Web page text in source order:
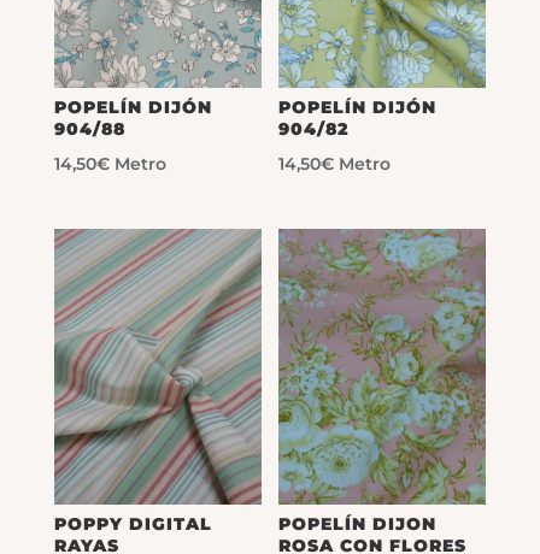
POPELÍN DIJÓN
904/88
14,50€ Metro
POPELÍN DIJÓN
904/82
14,50€ Metro
POPPY DIGITAL
RAYAS
POPELÍN DIJON
ROSA CON FLORES